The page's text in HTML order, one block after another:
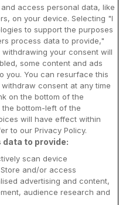
aux personnes majeures
access personal data, like
on your device. Selecting "I
to support the purposes
process data to provide,"
your consent will
some content and ads
you. You can resurface this
consent at any time
on the bottom of the
bottom-left of the
will have effect within
to our Privacy Policy.
data to provide:
scan device
and/or access
advertising and content,
audience research and